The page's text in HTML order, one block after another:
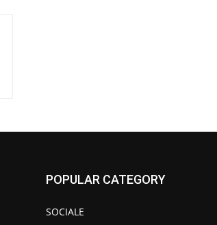
POPULAR CATEGORY
SOCIALE